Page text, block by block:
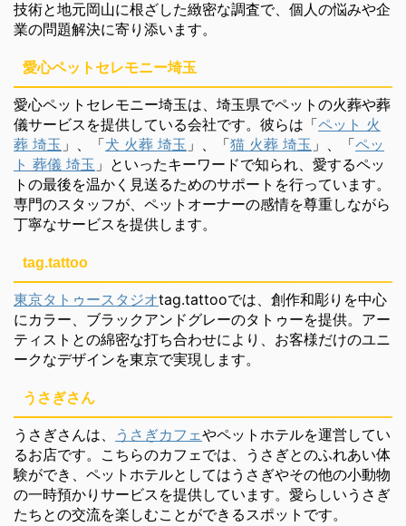
技術と地元岡山に根ざした緻密な調査で、個人の悩みや企
業の問題解決に寄り添います。
愛心ペットセレモニー埼玉
愛心ペットセレモニー埼玉は、埼玉県でペットの火葬や葬
儀サービスを提供している会社です。彼らは「ペット 火
葬 埼玉 」、「犬 火葬 埼玉 」、「猫 火葬 埼玉 」、「ペッ
ト 葬儀 埼玉 」といったキーワードで知られ、愛するペッ
トの最後を温かく見送るためのサポートを行っています。
専門のスタッフが、ペットオーナーの感情を尊重しながら
丁寧なサービスを提供します。
tag.tattoo
東京タトゥースタジオtag.tattooでは、創作和彫りを中心
にカラー、ブラックアンドグレーのタトゥーを提供。アー
ティストとの綿密な打ち合わせにより、お客様だけのユニ
ークなデザインを東京で実現します。
うさぎさん
うさぎさんは、 うさぎカフェやペットホテルを運営してい
るお店です。こちらのカフェでは、うさぎとのふれあい体
験ができ、ペットホテルとしてはうさぎやその他の小動物
の一時預かりサービスを提供しています。愛らしいうさぎ
たちとの交流を楽しむことができるスポットです。